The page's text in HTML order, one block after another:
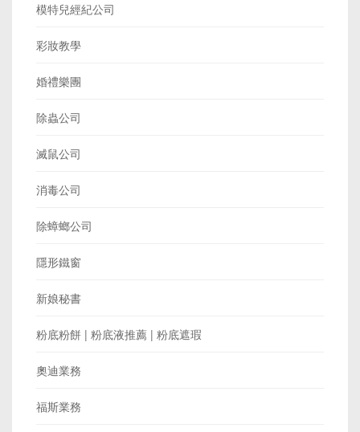
模特兒經紀公司
彩妝教學
婚禮樂團
除蟲公司
滅鼠公司
消毒公司
除蟑螂公司
隱形鐵窗
新娘秘書
粉底粉餅 | 粉底液推薦 | 粉底遮瑕
奧迪業務
福斯業務